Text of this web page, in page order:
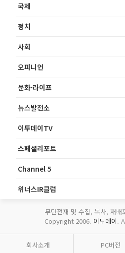
국제
정치
사회
오피니언
문화·라이프
뉴스발전소
이투데이TV
스페셜리포트
Channel 5
위너스IR클럽
무단전재 및 수집, 복사, 재배
Copyright 2006. 이투데이.
회사소개 PC버전